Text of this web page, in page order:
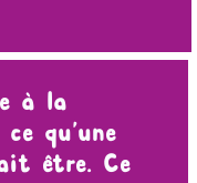
à la
qu’une
être. Ce